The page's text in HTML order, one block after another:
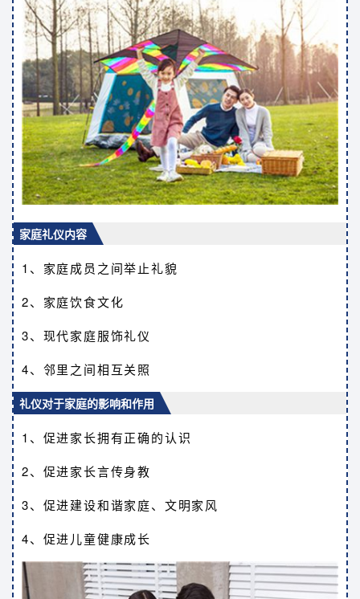
家庭礼仪内容
1、家庭成员之间举止礼貌
2、家庭饮食文化
3、现代家庭服饰礼仪
4、邻里之间相互关照
礼仪对于家庭的影响和作用
1、促进家长拥有正确的认识
2、促进家长言传身教
3、促进建设和谐家庭、文明家风
4、促进儿童健康成长